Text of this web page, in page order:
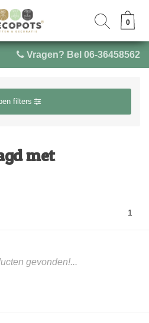
Vragen? Bel 06-36458562
0
0
filters
met
1
gevonden!...